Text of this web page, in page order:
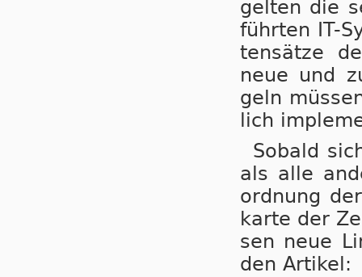
gel­ten die
führ­ten IT-
ten­sät­ze
neue und
geln
lich
Sobald
als alle
ord­nung
kar­te der
sen neue
den Artikel: